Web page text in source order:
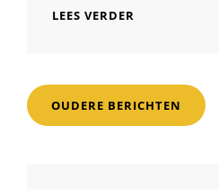
LEES VERDER
FOTO’S
IN
ZWART-
Berichtnavigatie
OUDERE BERICHTEN